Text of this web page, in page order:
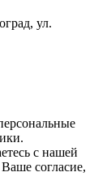
ул.
с нашей
согласие,